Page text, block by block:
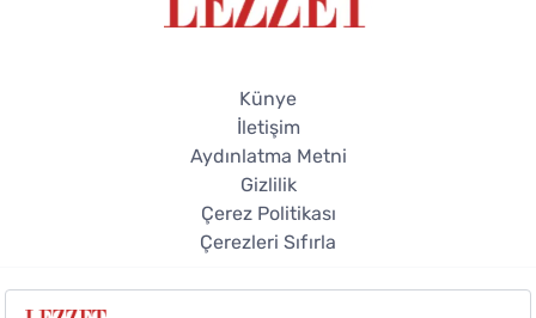
Künye
İletişim
Aydınlatma Metni
Gizlilik
Çerez Politikası
Çerezleri Sıfırla